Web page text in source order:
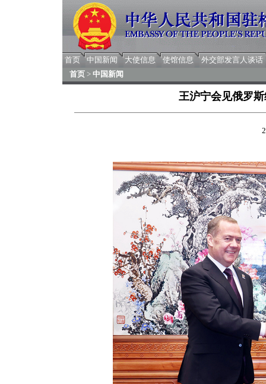
首页 中国新闻 大使信息 使馆信息
外交部发言人谈话
首页 > 中国新闻
王沪宁会见俄罗